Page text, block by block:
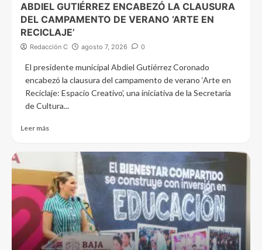
ABDIEL GUTIÉRREZ ENCABEZÓ LA CLAUSURA
DEL CAMPAMENTO DE VERANO ‘ARTE EN
RECICLAJE’
Redacción C agosto 7, 2026 0
El presidente municipal Abdiel Gutiérrez Coronado
encabezó la clausura del campamento de verano ‘Arte en
Reciclaje: Espacio Creativo’, una iniciativa de la Secretaría
de Cultura...
Leer más